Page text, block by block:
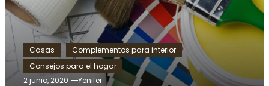
Casas
Complementos para interior
Consejos para el hogar
2 junio, 2020
Yenifer